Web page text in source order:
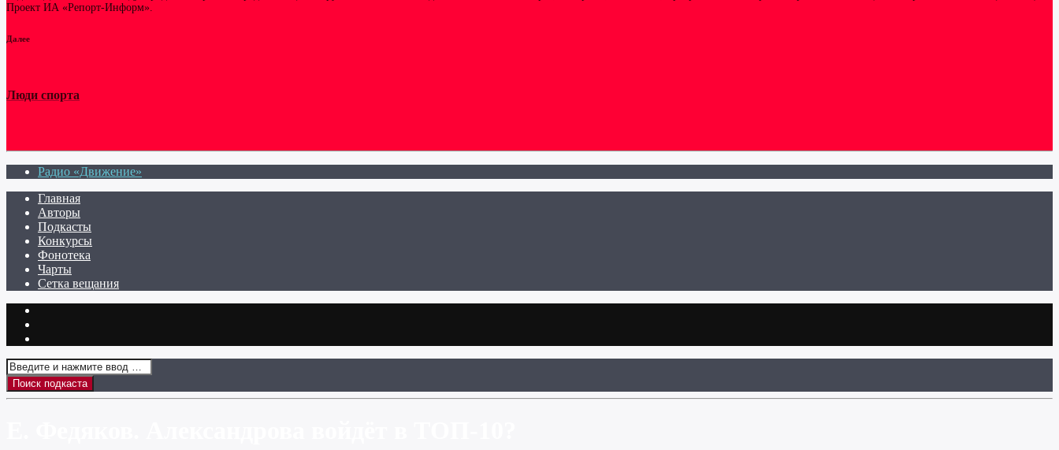
Проект ИА «Репорт-Информ».
Далее
Люди спорта
Радио «Движение»
Главная
Авторы
Подкасты
Конкурсы
Фонотека
Чарты
Сетка вещания